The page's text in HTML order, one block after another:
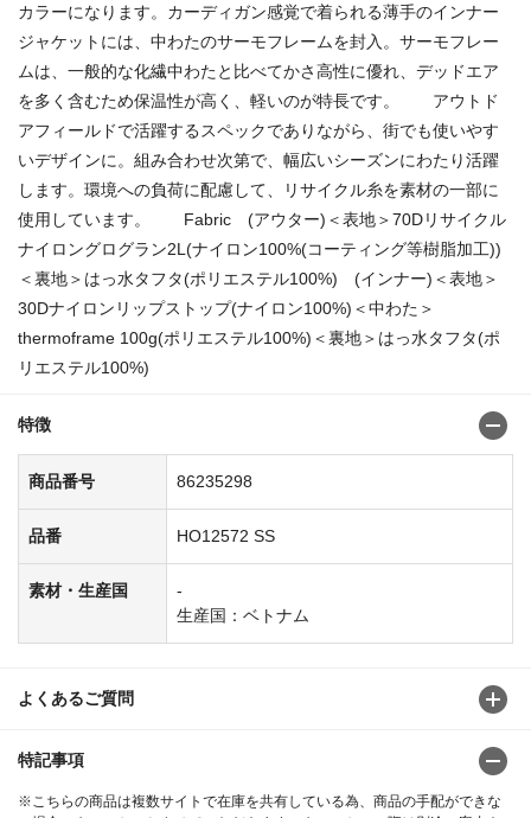
カラーになります。カーディガン感覚で着られる薄手のインナー
ジャケットには、中わたのサーモフレームを封入。サーモフレー
ムは、一般的な化繊中わたと比べてかさ高性に優れ、デッドエア
を多く含むため保温性が高く、軽いのが特長です。 アウトド
アフィールドで活躍するスペックでありながら、街でも使いやす
いデザインに。組み合わせ次第で、幅広いシーズンにわたり活躍
します。環境への負荷に配慮して、リサイクル糸を素材の一部に
使用しています。 Fabric (アウター)＜表地＞70Dリサイクル
ナイロングログラン2L(ナイロン100%(コーティング等樹脂加工))
＜裏地＞はっ水タフタ(ポリエステル100%) (インナー)＜表地＞
30Dナイロンリップストップ(ナイロン100%)＜中わた＞
thermoframe 100g(ポリエステル100%)＜裏地＞はっ水タフタ(ポ
リエステル100%)
特徴
商品番号 86235298
品番 HO12572 SS
素材・生産国
-
生産国：ベトナム
よくあるご質問
特記事項
※こちらの商品は複数サイトで在庫を共有している為、商品の手配ができな